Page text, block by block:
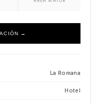
→
La Romana
Hotel